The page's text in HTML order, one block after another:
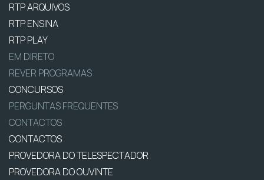
RTP ARQUIVOS
RTP ENSINA
RTP PLAY
EM DIRETO
REVER PROGRAMAS
CONCURSOS
PERGUNTAS FREQUENTES
CONTACTOS
CONTACTOS
PROVEDORA DO TELESPECTADOR
PROVEDORA DO OUVINTE